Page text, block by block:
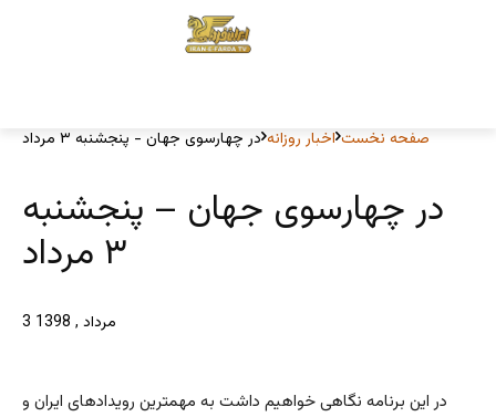
صفحه نخست اخبار روزانه در چهارسوی جهان - پنجشنبه ۳ مرداد
در چهارسوی جهان – پنجشنبه
۳ مرداد
3 مرداد , 1398
در این برنامه نگاهی خواهیم داشت به مهمترین رویدادهای ایران و